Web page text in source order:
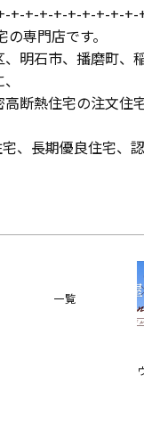
ZEH普及目
ソーシャ
+-+-+-+-+-+-+-+-+-
専門店です。
明石市、播磨町、
断熱住宅の注文住
、長期優良住宅、
一覧